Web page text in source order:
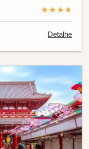
★★★★
Detalhe